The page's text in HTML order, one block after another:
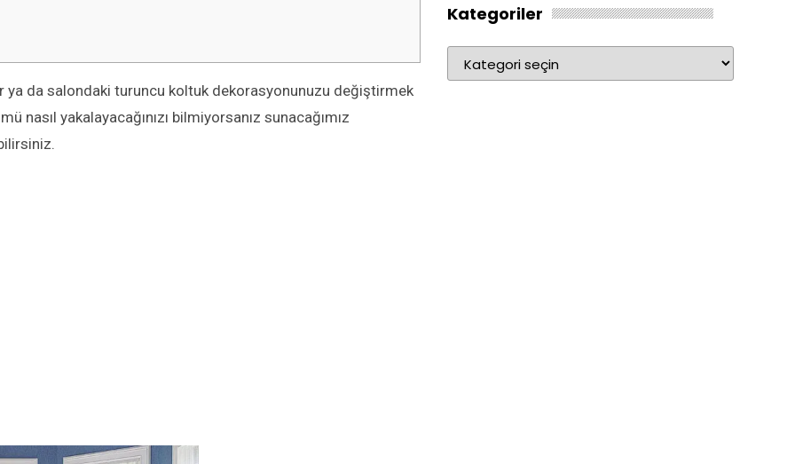
ya da salondaki turuncu koltuk dekorasyonunuzu değiştirmek
nasıl yakalayacağınızı bilmiyorsanız sunacağımız
Kategoriler
Kategoriler